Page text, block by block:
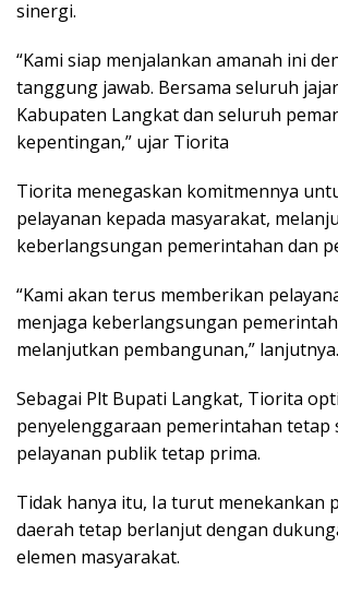
sinergi.
“Kami siap menjalankan amanah ini
tanggung jawab. Bersama seluruh
Kabupaten Langkat dan seluruh
kepentingan,” ujar Tiorita
Tiorita menegaskan komitmennya
pelayanan kepada masyarakat,
keberlangsungan pemerintahan dan
“Kami akan terus memberikan
menjaga keberlangsungan
melanjutkan pembangunan,” lanjutnya.
Sebagai Plt Bupati Langkat, Tiorita
penyelenggaraan pemerintahan tetap
pelayanan publik tetap prima.
Tidak hanya itu, Ia turut menekankan
daerah tetap berlanjut dengan
elemen masyarakat.